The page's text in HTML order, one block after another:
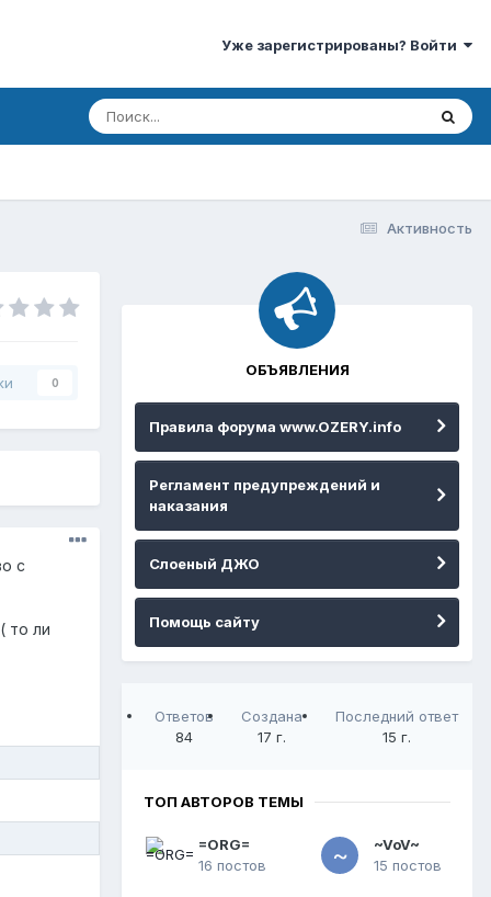
Уже зарегистрированы? Войти
Активность
0
с
то ли
ОБЪЯВЛЕНИЯ
Правила форума www.OZERY.info
Регламент предупреждений и
наказания
Слоеный ДЖО
Помощь сайту
Ответов
84
Создана
17 г.
Последний ответ
15 г.
ТОП АВТОРОВ ТЕМЫ
=ORG=
16 постов
~VoV~
15 постов